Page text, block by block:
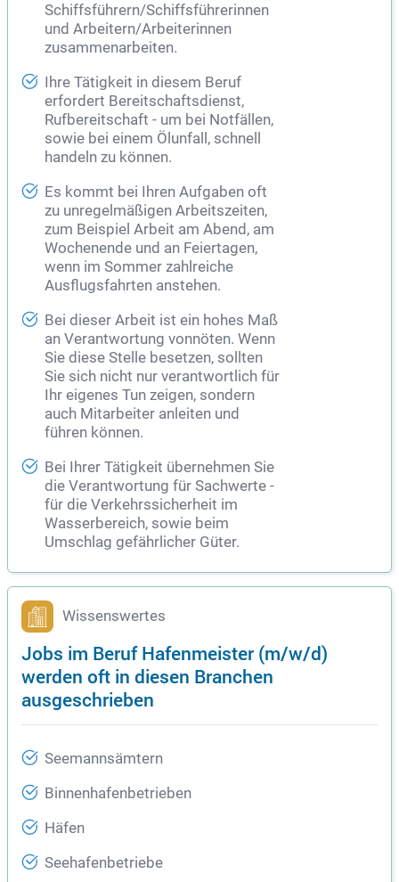
Schiffsführern/Schiffsführerinnen
und Arbeitern/Arbeiterinnen
zusammenarbeiten.
Ihre Tätigkeit in diesem Beruf
erfordert Bereitschaftsdienst,
Rufbereitschaft - um bei Notfällen,
sowie bei einem Ölunfall, schnell
handeln zu können.
Es kommt bei Ihren Aufgaben oft
zu unregelmäßigen Arbeitszeiten,
zum Beispiel Arbeit am Abend, am
Wochenende und an Feiertagen,
wenn im Sommer zahlreiche
Ausflugsfahrten anstehen.
Bei dieser Arbeit ist ein hohes Maß
an Verantwortung vonnöten. Wenn
Sie diese Stelle besetzen, sollten
Sie sich nicht nur verantwortlich für
Ihr eigenes Tun zeigen, sondern
auch Mitarbeiter anleiten und
führen können.
Bei Ihrer Tätigkeit übernehmen Sie
die Verantwortung für Sachwerte -
für die Verkehrssicherheit im
Wasserbereich, sowie beim
Umschlag gefährlicher Güter.
Wissenswertes
Jobs im Beruf Hafenmeister (m/w/d)
werden oft in diesen Branchen
ausgeschrieben
Seemannsämtern
Binnenhafenbetrieben
Häfen
Seehafenbetriebe